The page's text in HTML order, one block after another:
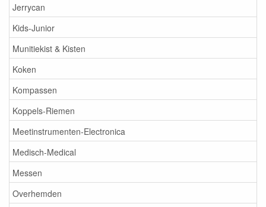
Jerrycan
Kids-Junior
Munitiekist & Kisten
Koken
Kompassen
Koppels-Riemen
Meetinstrumenten-Electronica
Medisch-Medical
Messen
Overhemden